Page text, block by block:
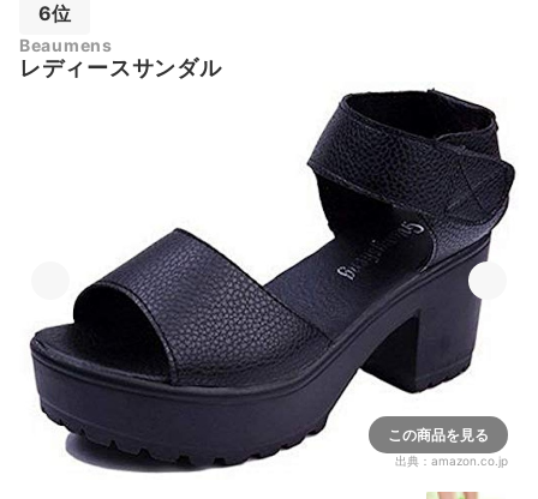
6位
Beaumens
レディースサンダル
この商品を見る
出典： amazon.co.jp